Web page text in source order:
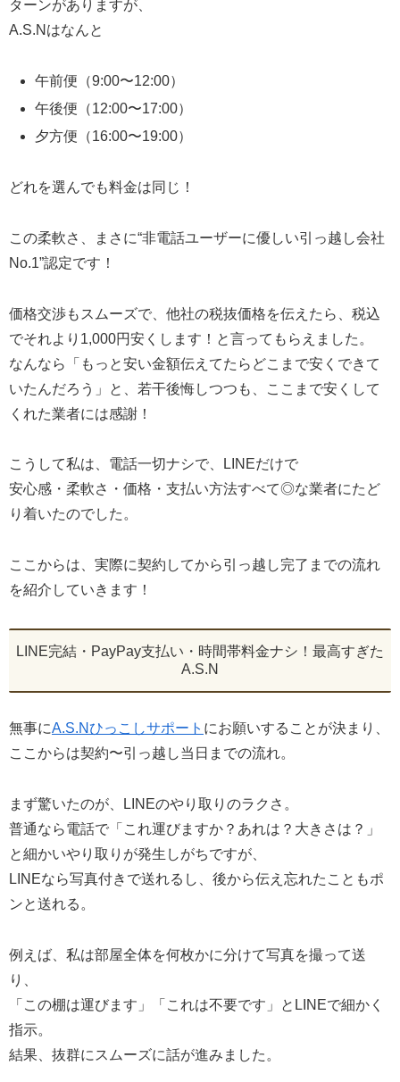
ターンがありますが、
A.S.Nはなんと
午前便（9:00〜12:00）
午後便（12:00〜17:00）
夕方便（16:00〜19:00）
どれを選んでも料金は同じ！
この柔軟さ、まさに“非電話ユーザーに優しい引っ越し会社
No.1”認定です！
価格交渉もスムーズで、他社の税抜価格を伝えたら、税込
でそれより1,000円安くします！と言ってもらえました。
なんなら「もっと安い金額伝えてたらどこまで安くできて
いたんだろう」と、若干後悔しつつも、ここまで安くして
くれた業者には感謝！
こうして私は、電話一切ナシで、LINEだけで
安心感・柔軟さ・価格・支払い方法すべて◎な業者にたど
り着いたのでした。
ここからは、実際に契約してから引っ越し完了までの流れ
を紹介していきます！
LINE完結・PayPay支払い・時間帯料金ナシ！最高すぎた
A.S.N
無事にA.S.Nひっこしサポート にお願いすることが決まり、
ここからは契約〜引っ越し当日までの流れ。
まず驚いたのが、LINEのやり取りのラクさ。
普通なら電話で「これ運びますか？あれは？大きさは？」
と細かいやり取りが発生しがちですが、
LINEなら写真付きで送れるし、後から伝え忘れたこともポ
ンと送れる。
例えば、私は部屋全体を何枚かに分けて写真を撮って送
り、
「この棚は運びます」「これは不要です」とLINEで細かく
指示。
結果、抜群にスムーズに話が進みました。